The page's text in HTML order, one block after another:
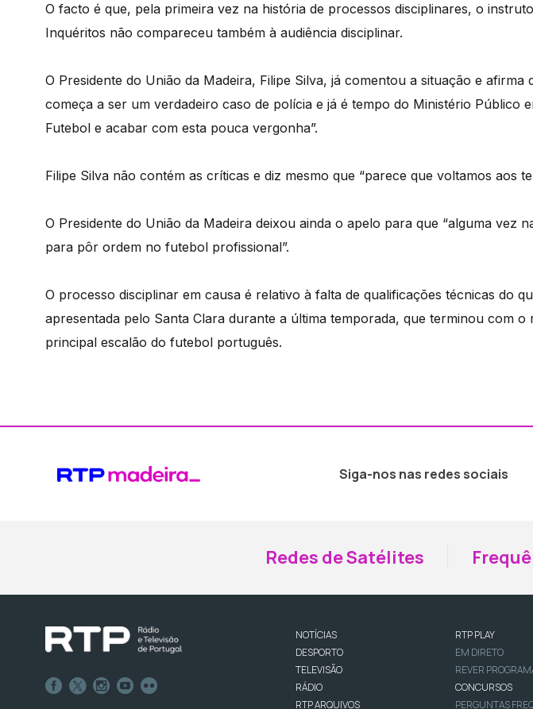
O facto é que, pela primeira vez na história de processos disciplinares, o
Inquéritos não compareceu também à audiência disciplinar.
O Presidente do União da Madeira, Filipe Silva, já comentou a situação e afirma
começa a ser um verdadeiro caso de polícia e já é tempo do Ministério Público
Futebol e acabar com esta pouca vergonha”.
Filipe Silva não contém as críticas e diz mesmo que “parece que voltamos aos
O Presidente do União da Madeira deixou ainda o apelo para que “alguma vez
para pôr ordem no futebol profissional”.
O processo disciplinar em causa é relativo à falta de qualificações técnicas do
apresentada pelo Santa Clara durante a última temporada, que terminou com o
principal escalão do futebol português.
Siga-nos nas redes sociais
Redes de Satélites
NOTÍCIAS
DESPORTO
TELEVISÃO
RÁDIO
RTP ARQUIVOS
RTP PLAY
EM DIRETO
REVER
CONCURSOS
PERGUNTAS